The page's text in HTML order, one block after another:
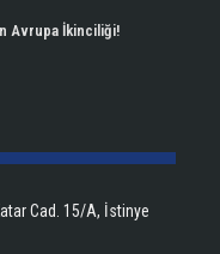
Avrupa İkinciliği!
Cad. 15/A, İstinye